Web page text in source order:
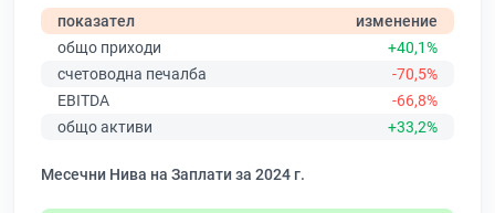
показател
изменение
общо приходи
+40,1%
счетоводна печалба
-70,5%
EBITDA
-66,8%
общо активи
+33,2%
Месечни Нива на Заплати за 2024 г.